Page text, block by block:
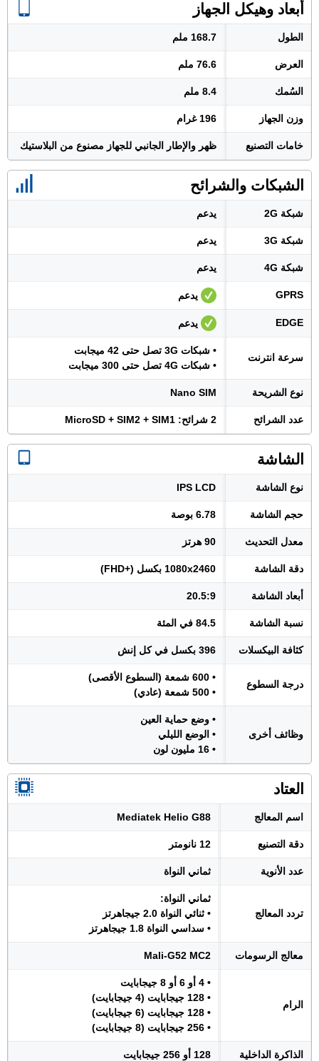
أبعاد وهيكل الجهاز
الطول 168.7 ملم
العرض 76.6 ملم
السُمك 8.4 ملم
وزن الجهاز 196 غرام
خامات التصنيع ظهر والإطار الجانبي للجهاز مصنوع من البلاستيك
الشبكات والشرائح
شبكة 2G يدعم
شبكة 3G يدعم
شبكة 4G يدعم
GPRS يدعم
EDGE يدعم
سرعة انترنت
• شبكات 3G تصل حتى 42 ميجابت
• شبكات 4G تصل حتى 300 ميجابت
نوع الشريحة Nano SIM
عدد الشرائح 2 شرائح: MicroSD + SIM2 + SIM1
الشاشة
نوع الشاشة IPS LCD
حجم الشاشة 6.78 بوصة
معدل التحديث 90 هرتز
دقة الشاشة 1080x2460 بكسل (+FHD)
أبعاد الشاشة 20.5:9
نسبة الشاشة 84.5 في المئة
كثافة البيكسلات 396 بكسل في كل إنش
درجة السطوع
• 600 شمعة (السطوع الأقصى)
• 500 شمعة (عادي)
وظائف أخرى
• وضع حماية العين
• الوضع الليلي
• 16 مليون لون
العتاد
اسم المعالج Mediatek Helio G88
دقة التصنيع 12 نانومتر
عدد الأنوية ثماني النواة
تردد المعالج
ثماني النواة:
• ثنائي النواة 2.0 جيجاهرتز
• سداسي النواة 1.8 جيجاهرتز
معالج الرسومات Mali-G52 MC2
الرام
• 4 أو 6 أو 8 جيجابايت
• 128 جيجابايت (4 جيجابايت)
• 128 جيجابايت (6 جيجابايت)
• 256 جيجابايت (8 جيجابايت)
الذاكرة الداخلية 128 أو 256 جيجابايت